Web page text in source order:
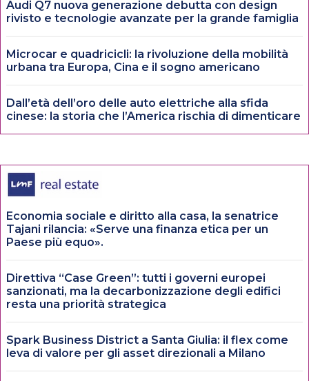
Audi Q7 nuova generazione debutta con design
rivisto e tecnologie avanzate per la grande famiglia
Microcar e quadricicli: la rivoluzione della mobilità
urbana tra Europa, Cina e il sogno americano
Dall’età dell’oro delle auto elettriche alla sfida
cinese: la storia che l’America rischia di dimenticare
Economia sociale e diritto alla casa, la senatrice
Tajani rilancia: «Serve una finanza etica per un
Paese più equo».
Direttiva “Case Green”: tutti i governi europei
sanzionati, ma la decarbonizzazione degli edifici
resta una priorità strategica
Spark Business District a Santa Giulia: il flex come
leva di valore per gli asset direzionali a Milano